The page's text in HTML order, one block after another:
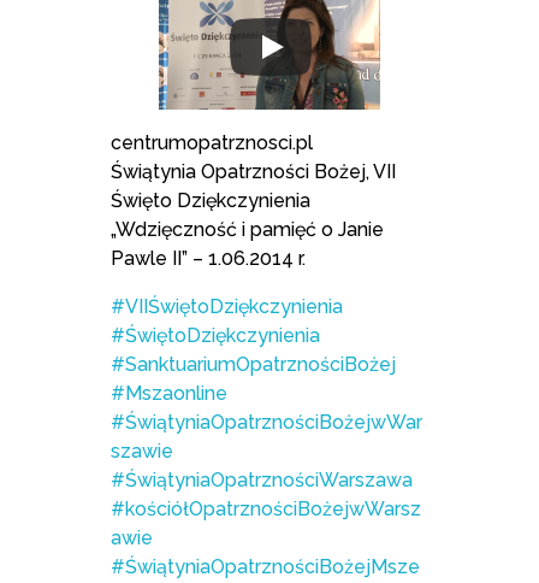
centrumopatrznosci.pl
Świątynia Opatrzności Bożej, VII
Święto Dziękczynienia
„Wdzięczność i pamięć o Janie
Pawle II” – 1.06.2014 r.
#VIIŚwiętoDziękczynienia
#ŚwiętoDziękczynienia
#SanktuariumOpatrznościBożej
#Mszaonline
#ŚwiątyniaOpatrznościBożejwWar
szawie
#ŚwiątyniaOpatrznościWarszawa
#kościółOpatrznościBożejwWarsz
awie
#ŚwiątyniaOpatrznościBożejMsze